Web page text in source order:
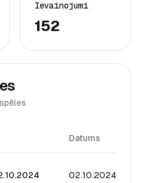
Ievainojumi
152
Datums
02.10.2024